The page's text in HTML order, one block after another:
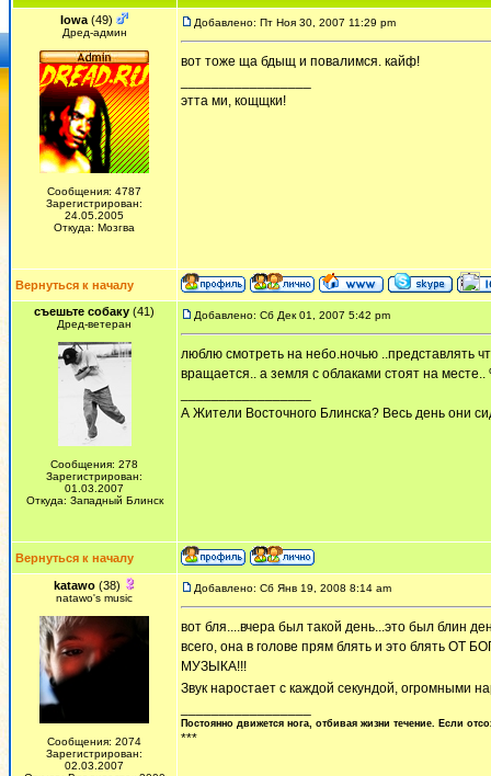
Iowa (49)
Дред-админ
Сообщения: 4787
Зарегистрирован:
24.05.2005
Откуда: Мозгва
Добавлено: Пт Ноя 30, 2007 11:29 pm
вот тоже ща бдыщ и повалимся. кайф!
этта ми, кощщки!
Вернуться к началу
съешьте собаку (41)
Дред-ветеран
Сообщения: 278
Зарегистрирован:
01.03.2007
Откуда: Западный Блинск
Добавлено: Сб Дек 01, 2007 5:42 pm
люблю смотреть на небо.ночью ..представлять
вращается.. а земля с облаками стоят на месте..
А Жители Восточного Блинска? Весь день они
Вернуться к началу
katawo(38)
natawo's music
Сообщения: 2074
Зарегистрирован:
02.03.2007
Добавлено: Сб Янв 19, 2008 8:14 am
вот бля....вчера был такой день...это был блин
всего, она в голове прям блять и это блять ОТ
МУЗЫКА!!!
Звук наростает с каждой секундой, огромными
Постоянно движется нога, отбивая жизни течение. Если
***